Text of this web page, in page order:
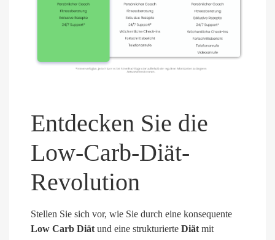
Entdecken Sie die
Low-Carb-Diät-
Revolution
Stellen Sie sich vor, wie Sie durch eine konsequente
Low Carb Diät und eine strukturierte Diät mit